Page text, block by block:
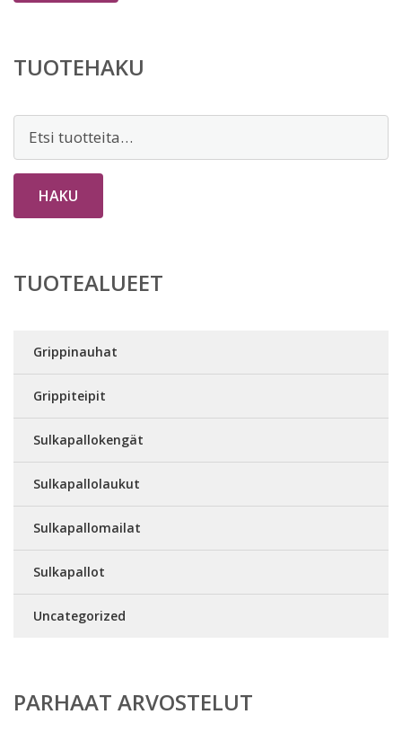
TUOTEHAKU
Etsi:
HAKU
TUOTEALUEET
Grippinauhat
Grippiteipit
Sulkapallokengät
Sulkapallolaukut
Sulkapallomailat
Sulkapallot
Uncategorized
PARHAAT ARVOSTELUT